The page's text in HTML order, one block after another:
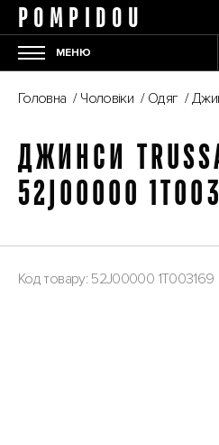
POMPIDOU
МЕНЮ
Головна / Чоловіки / Одяг /
ДЖИНСИ
52J00000
Код товару: 52J00000 1T003169